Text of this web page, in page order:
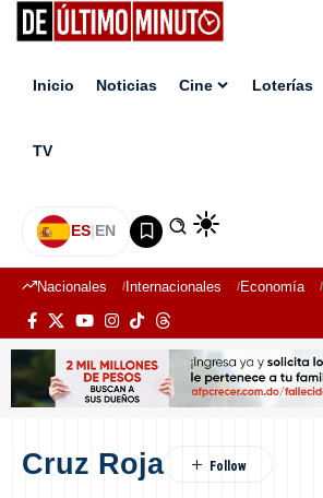
Inicio Noticias Cine Loterías
TV
ES|EN
Nacionales Internacionales Economía
Cruz Roja